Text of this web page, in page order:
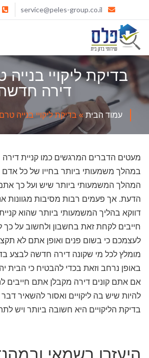
service@peles-group.co.il
בדיקת ליקויי בנייה
דירה
עמוד הבית » בדיקת ליקויי בנייה
מעטים הדברים המרגשים כמו קניית
במהלך משמעותי ביותר בחייו של כל אדם
המהלך המשמעותי ביותר שיש ועל כך
הדעת. אך פעמים רבות מסיבות מגוונות
דווקא בהליך המשמעותי ביותר שהוא
חייבים לקחת זאת בחשבון ולחשוב על כך
לעצמכם כי בשום פנים ואופן אתם לא
מומלץ לכל מי שקונה דירה חדשה לבצע
באופן נרחב וזאת בכדי להבטיח כי הבית
אם אתם קונים דירה מקבלן אתם חייבים
להיות שיש בה ליקויים ואסור להשאיר
בדיקת הליקויים היא חשובה ביותר ויש